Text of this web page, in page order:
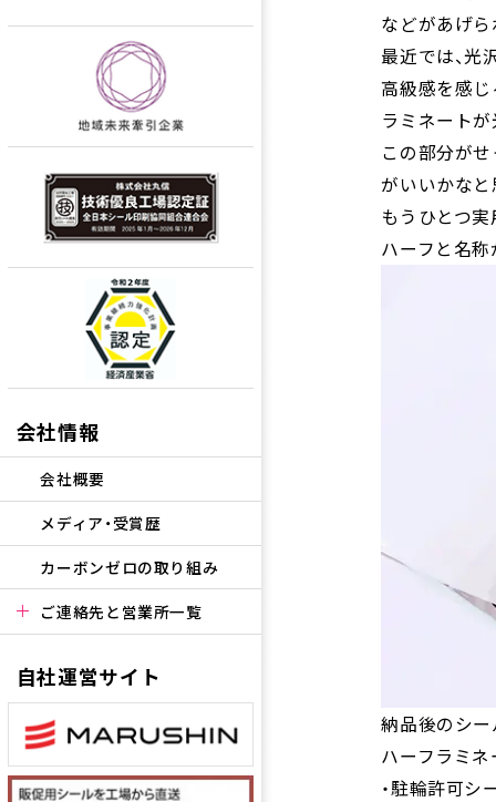
会社情報
会社概要
メディア・受賞歴
カーボンゼロの取り組み
ご連絡先と営業所一覧
自社運営サイト
などがあげら
最近では、
高級感を感
ラミネートが
この部分が
がいいかなと
もうひとつ
ハーフと名
納品後のシー
ハーフラミ
・駐輪許可シ